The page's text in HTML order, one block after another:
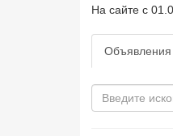
На сайте с
Объявления